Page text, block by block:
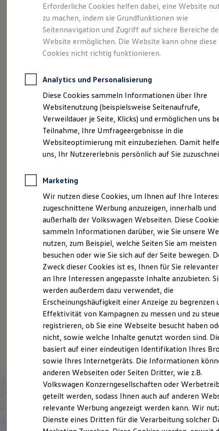
Leasing
Leasing-Angebote
Gebrauchtwagen Leasing
Junge Gebrauchtwagen-Leasing
Elektroauto Leasing
Kleinwagen-Leasing
Leasing ohne Anzahlung
Autokredit mit Schlussrate
Versicherungen und Garantien
Kfz-Versicherung
Restschuldversicherungen
Garantien
Wartungsverträge
Geschäftskunden
Professional Class bei Volkswagen
Großkunden
Behörden
Anpfiff zum Gewinn
Elektroautos
ID. Tutorials
Elektrofahrzeugkonzepte
Reichweite
Reichweite der ID. Modelle
Reichweite im Winter
Laden
Laden unterwegs
Laden Zuhause
Ladezeitensimulator
Batterie
Sicherheit
Garantie und Lebensdauer
Nachhaltigkeit
Technologie
Kosten und Kauf
Verbrauchskosten
Kaufoptionen
E-Auto-Förderung
Software und Konnektivität
Die ID. Software 6
ID. Software Versionen und Updates
Digitale Extras
Schnittstellen zu Ihrem ID.
Autohaus Nawrath –
Volkswagenpartner
der ersten Stunde.
(Impressum & Rechtliches)
Gestartet als kleine
Werkstatt
Als Martin Nawrath im Jahr 1979 in einer kleinen
Werkstatt im Haferbreiter Weg in Stendal
begann und sich 1990 für denVolkswagen-
Handelsvertrag bewarb, stand ihm gerade mal
ein Mitarbeiter zur Seite.
Heute- nach mittlerweile 30 Jahren
Partnerschaft mit demVolkswagenKonzern
arbeiten 23 Mitarbeiter in unserem
Unternehmen.
Erforderliche Cookies helfen dabei, eine Website
zu machen, indem sie Grundfunktionen wie
Seitennavigation und Zugriff auf sichere Bereiche
Website ermöglichen. Die Website kann ohne diese
Cookies nicht richtig funktionieren.
Analytics und Personalisierung
Diese Cookies sammeln Informationen über Ihre
Websitenutzung (beispielsweise Seitenaufrufe,
Verweildauer je Seite, Klicks) und ermöglichen uns
Teilnahme, Ihre Umfrageergebnisse in die
Websiteoptimierung mit einzubeziehen. Damit
uns, Ihr Nutzererlebnis persönlich auf Sie
Marketing
Wir nutzen diese Cookies, um Ihnen auf Ihre
zugeschnittene Werbung anzuzeigen, innerhalb und
außerhalb der Volkswagen Webseiten. Diese
sammeln Informationen darüber, wie Sie unsere
nutzen, zum Beispiel, welche Seiten Sie am meisten
besuchen oder wie Sie sich auf der Seite bewegen.
Zweck dieser Cookies ist es, Ihnen für Sie
an Ihre Interessen angepasste Inhalte anzubieten.
werden außerdem dazu verwendet, die
Erscheinungshäufigkeit einer Anzeige zu begrenzen
Effektivität von Kampagnen zu messen und zu
registrieren, ob Sie eine Webseite besucht haben
nicht, sowie welche Inhalte genutzt worden sind.
basiert auf einer eindeutigen Identifikation Ihres
sowie Ihres Internetgeräts. Die Informationen
anderen Webseiten oder Seiten Dritter, wie z.B.
Volkswagen Konzerngesellschaften oder
geteilt werden, sodass Ihnen auch auf anderen
relevante Werbung angezeigt werden kann. Wir
Dienste eines Dritten für die Verarbeitung solcher